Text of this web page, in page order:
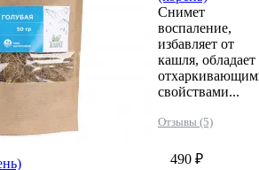
Снимет
воспаление,
избавляет от
кашля, обладает
свойствами...
Отзывы (5)
490 ₽